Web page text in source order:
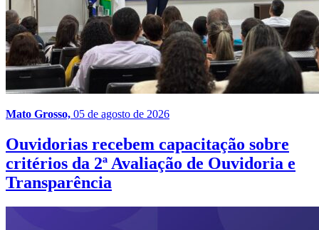
Mato Grosso, 05 de agosto de 2026
Ouvidorias recebem capacitação sobre
critérios da 2ª Avaliação de Ouvidoria e
Transparência